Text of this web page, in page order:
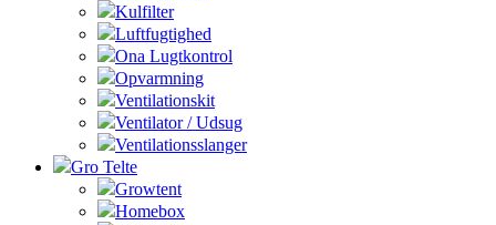
Kulfilter
Luftfugtighed
Ona Lugtkontrol
Opvarmning
Ventilationskit
Ventilator / Udsug
Ventilationsslanger
Gro Telte
Growtent
Homebox